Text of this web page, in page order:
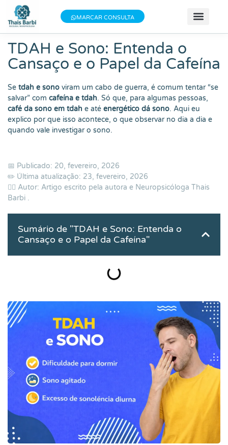
Baixe meu E-book gratuito "3 Técnicas do
Bem-estar"!
Baixe aqui
MARCAR CONSULTA
TDAH e Sono: Entenda o
Cansaço e o Papel da Cafeína
Se tdah e sono viram um cabo de guerra, é comum tentar “se
salvar” com cafeína e tdah. Só que, para algumas pessoas,
café da sono em tdah e até energético dá sono. Aqui eu
explico por que isso acontece, o que observar no dia a dia e
quando vale investigar o sono.
📅 Publicado: 20, fevereiro, 2026
✏️ Última atualização: 23, fevereiro, 2026
👨‍⚕️ Autor: Artigo escrito pela autora e Neuropsicóloga Thais
Barbi .
Sumário de "TDAH e Sono: Entenda o
Cansaço e o Papel da Cafeína"